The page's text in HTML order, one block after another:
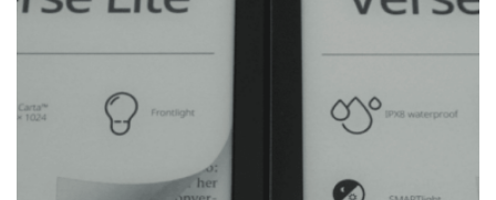
PocketBook
dla
początkujących